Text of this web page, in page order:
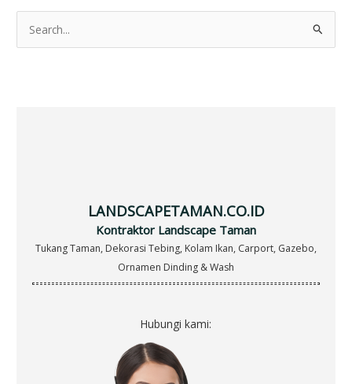
e
LANDSCAPETAMAN.CO.ID
Kontraktor Landscape Taman
Tukang Taman, Dekorasi Tebing, Kolam Ikan, Carport, Gazebo,
Ornamen Dinding & Wash
Hubungi kami: